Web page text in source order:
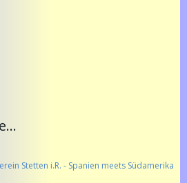
Stetten i.R. - Spanien meets Südamerika